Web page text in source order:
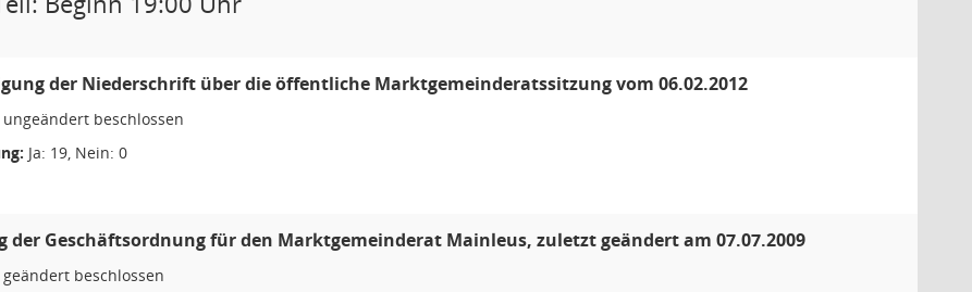
der Niederschrift über die öffentliche Marktgemeinderatssitzung vom 06.02.2012
ungeändert beschlossen
Ja: 19, Nein: 0
der Geschäftsordnung für den Marktgemeinderat Mainleus, zuletzt geändert am 07.07.2009
geändert beschlossen